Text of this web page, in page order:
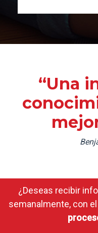
“Una
¿Deseas recibir
semanalmente, con